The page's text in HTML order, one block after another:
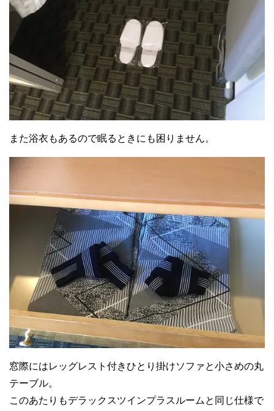
また浴衣もあるので眠るときにも困りません。
窓際にはレッグレスト付きひとり掛けソファと小さめの丸
テーブル。
このあたりもデラックスツインプラスルームと同じ仕様で